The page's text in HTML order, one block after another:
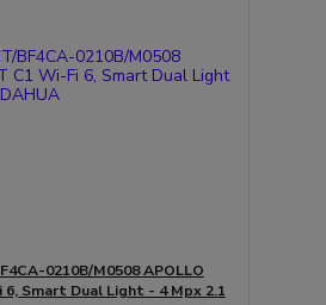
0210B/M0508 APOLLO
6, Smart Dual Light - 4 Mpx 2.1